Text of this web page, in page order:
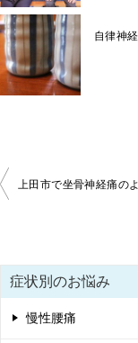
自律神
投
ビ
ゲ
ー
症状別のお悩み
慢性腰痛